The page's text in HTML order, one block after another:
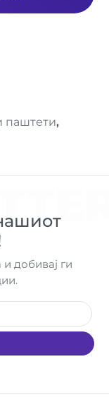
паштети,
и добивај ги